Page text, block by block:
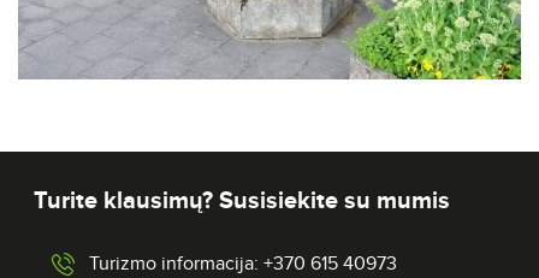
Turite klausimų? Susisiekite su mumis
Turizmo informacija: +370 615 40973